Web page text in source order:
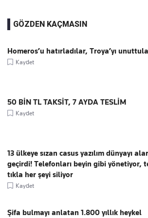
GÖZDEN KAÇMASIN
Homeros’u hatırladılar, Troya’yı
Kaydet
50 BİN TL TAKSİT, 7 AYDA TESLİM
Kaydet
13 ülkeye sızan casus yazılım dünyayı
geçirdi! Telefonları beyin gibi yönetiyor,
tıkla her şeyi siliyor
Kaydet
Şifa bulmayı anlatan 1.800 yıllık heykel